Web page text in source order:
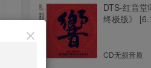
DTS-红音堂
终极版》
CD无损音质